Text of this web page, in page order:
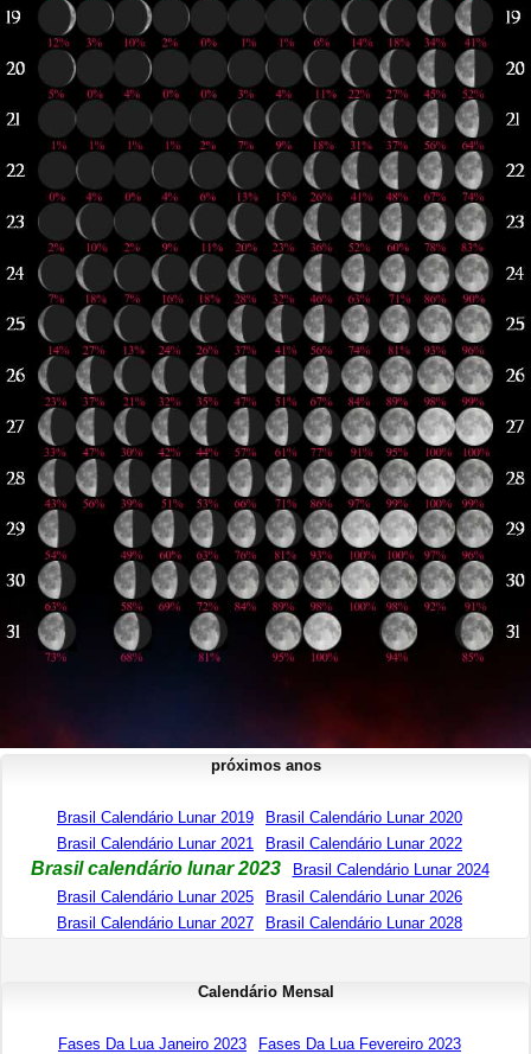
próximos anos
Brasil Calendário Lunar 2019
Brasil Calendário Lunar 2020
Brasil Calendário Lunar 2021
Brasil Calendário Lunar 2022
Brasil calendário lunar 2023
Brasil Calendário Lunar 2024
Brasil Calendário Lunar 2025
Brasil Calendário Lunar 2026
Brasil Calendário Lunar 2027
Brasil Calendário Lunar 2028
Calendário Mensal
Fases Da Lua Janeiro 2023 Fases Da Lua Fevereiro 2023